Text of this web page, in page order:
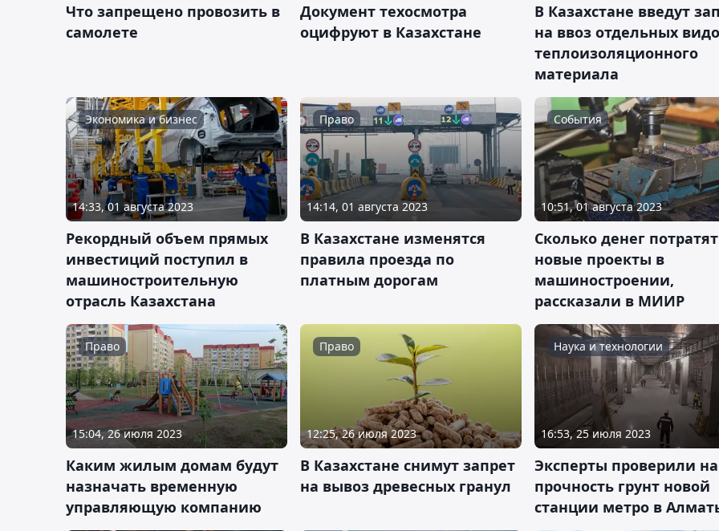
Что запрещено провозить в
самолете
Документ техосмотра
оцифруют в Казахстане
В Казахстане введут
на ввоз отдельных
теплоизоляционного
материала
Экономика и бизнес
14:33, 01 августа 2023
Рекордный объем прямых
инвестиций поступил в
машиностроительную
отрасль Казахстана
Право
14:14, 01 августа 2023
В Казахстане изменятся
правила проезда по
платным дорогам
События
10:51, 01 августа 2023
Сколько денег
новые проекты в
машиностроении,
рассказали в МИИР
Право
15:04, 26 июля 2023
Каким жилым домам будут
назначать временную
управляющую компанию
Право
12:25, 26 июля 2023
В Казахстане снимут запрет
на вывоз древесных гранул
Наука и технологии
16:53, 25 июля 2023
Эксперты проверили на
прочность грунт новой
станции метро в